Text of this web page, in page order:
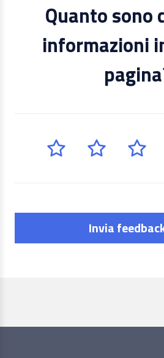
Quanto sono
informazioni
Invia